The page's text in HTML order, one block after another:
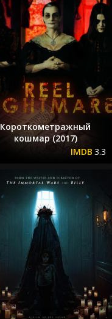
Короткометражный
кошмар (2017)
3.3